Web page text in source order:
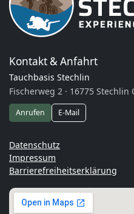
Kontakt & Anfahrt
Tauchbasis Stechlin
Fischerweg 2 · 16775 Stechlin
Anrufen E-Mail
Datenschutz
Impressum
Barrierefreiheitserklärung